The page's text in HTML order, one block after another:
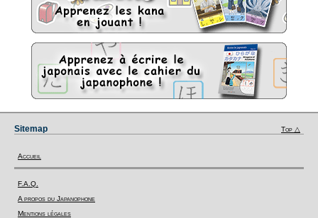
Sitemap Top △
Accueil
F.A.Q.
A propos du Japanophone
Mentions légales